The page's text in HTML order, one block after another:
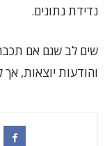
נדידת נתונים.
שים לב שגם אם
והודעות יוצאות,